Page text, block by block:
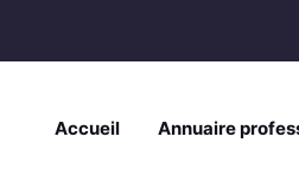
Accueil Annuaire